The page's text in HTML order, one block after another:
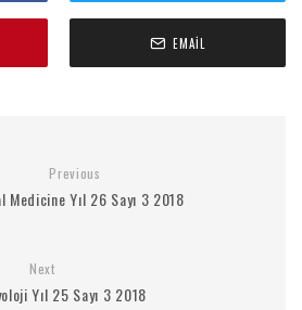
EMAIL
Previous
Medicine Yıl 26 Sayı 3 2018
Next
Yıl 25 Sayı 3 2018